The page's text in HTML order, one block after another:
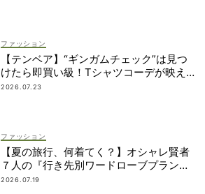
ファッション
【テンベア】“ギンガムチェック”は見つ
けたら即買い級！Tシャツコーデが映え
る「夏の相棒バッグ」3選
2026.07.23
ファッション
【夏の旅行、何着てく？】オシャレ賢者
７人の『行き先別ワードローブプラン』
大公開！
2026.07.19